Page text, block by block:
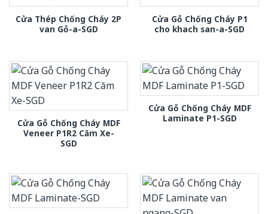
Cửa Thép Chống Cháy 2P
van Gỗ-a-SGD
Cửa Gỗ Chống Cháy P1
cho khach san-a-SGD
Cửa Gỗ Chống Cháy MDF
Veneer P1R2 Căm Xe-
SGD
Cửa Gỗ Chống Cháy MDF
Laminate P1-SGD